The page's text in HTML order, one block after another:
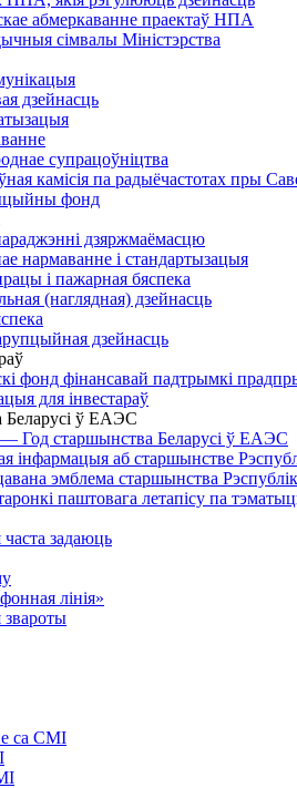
абмеркаванне праектаў НПА
сімвалы Міністэрства
дзейнасць
супрацоўніцтва
камісія па радыёчастотах пры
фонд
дзяржмаёмасцю
нармаванне і стандартызацыя
і пажарная бяспека
(наглядная) дзейнасць
дзейнасць
фонд фінансавай падтрымкі
для інвестараў
Беларусі ў ЕАЭС
Год старшынства Беларусі ў ЕАЭС
інфармацыя аб старшынстве
эмблема старшынства
паштовага летапісу па
задаюць
лінія»
са СМІ